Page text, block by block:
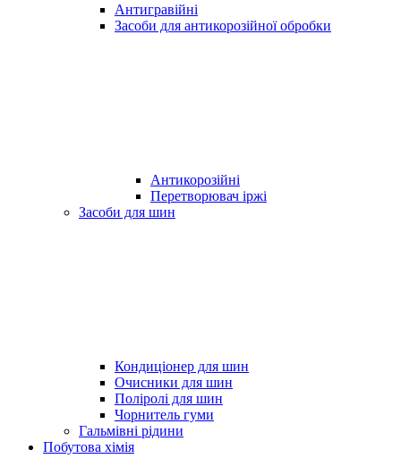
Антигравійні
Засоби для антикорозійної обробки
Антикорозійні
Перетворювач іржі
Засоби для шин
Кондиціонер для шин
Очисники для шин
Поліролі для шин
Чорнитель гуми
Гальмівні рідини
Побутова хімія